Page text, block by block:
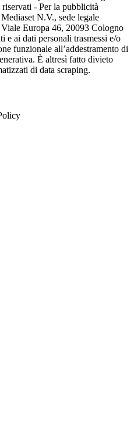
- Per la pubblicità
N.V., sede legale
Europa 46, 20093 Cologno
e ai dati personali trasmessi e/o
funzionale all’addestramento di
È altresì fatto divieto
di data scraping.